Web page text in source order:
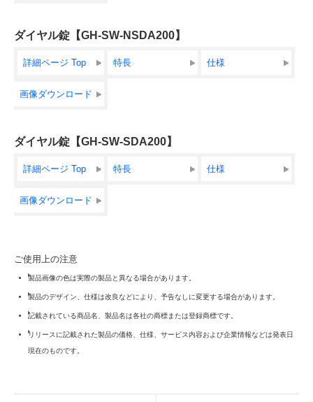
ダイヤル錠【GH-SW-NSDA200】
詳細ページ Top 特長 仕様
画像ダウンロード
ダイヤル錠【GH-SW-SDA200】
詳細ページ Top 特長 仕様
画像ダウンロード
ご使用上の注意
製品画像の色は実際の製品と異なる場合があります。
製品のデザイン、仕様は改良などにより、予告なしに変更する場合があります。
記載されている商品名、製品名は各社の商標または登録商標です。
リリースに記載された製品の価格、仕様、サービス内容および企業情報などは発表日
現在のものです。